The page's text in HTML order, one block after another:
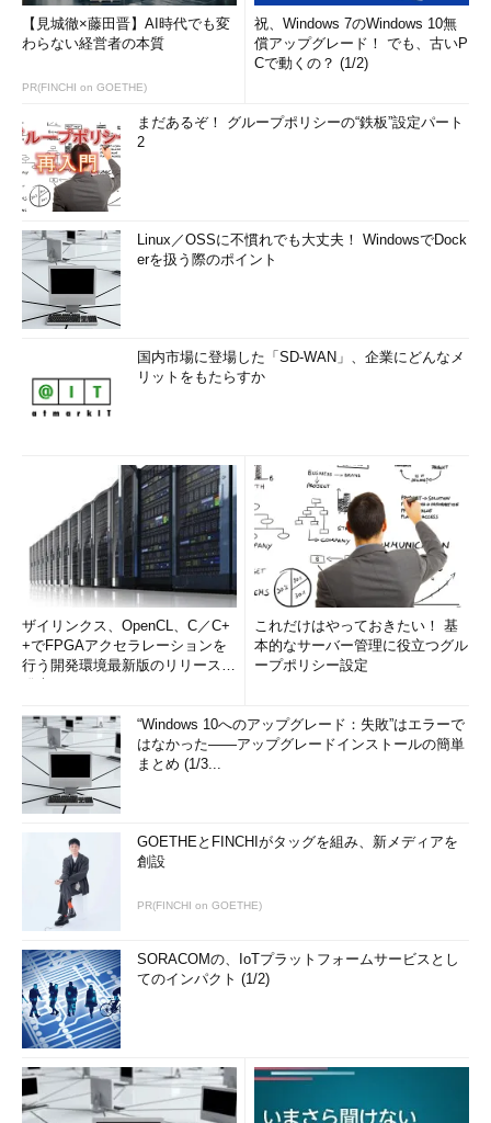
【見城徹×藤田晋】AI時代でも変
わらない経営者の本質
PR(FINCHI on GOETHE)
祝、Windows 7のWindows 10無
償アップグレード！ でも、古いP
Cで動くの？ (1/2)
まだあるぞ！ グループポリシーの“鉄板”設定パート
2
Linux／OSSに不慣れでも大丈夫！ WindowsでDock
erを扱う際のポイント
国内市場に登場した「SD-WAN」、企業にどんなメ
リットをもたらすか
ザイリンクス、OpenCL、C／C+
+でFPGAアクセラレーションを
行う開発環境最新版のリリースを
これだけはやっておきたい！ 基
本的なサーバー管理に役立つグル
ープポリシー設定
“Windows 10へのアップグレード：失敗”はエラーで
はなかった――アップグレードインストールの簡単
まとめ (1/3...
GOETHEとFINCHIがタッグを組み、新メディアを
創設
PR(FINCHI on GOETHE)
SORACOMの、IoTプラットフォームサービスとし
てのインパクト (1/2)